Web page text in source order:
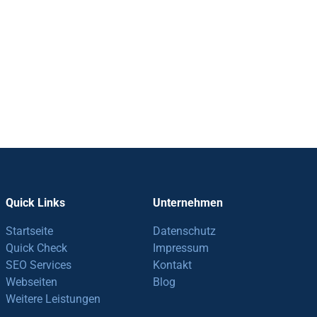
Quick Links
Startseite
Quick Check
SEO Services
Webseiten
Weitere Leistungen
Unternehmen
Datenschutz
Impressum
Kontakt
Blog